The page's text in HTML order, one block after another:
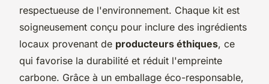
respectueuse de l'environnement. Chaque kit est
soigneusement conçu pour inclure des ingrédients
locaux provenant de producteurs éthiques, ce
qui favorise la durabilité et réduit l'empreinte
carbone. Grâce à un emballage éco-responsable,